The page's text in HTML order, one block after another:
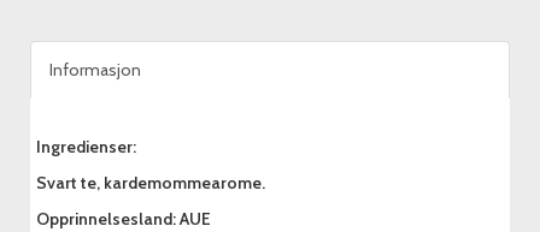
Informasjon
Ingredienser:
Svart te, kardemommearome.
Opprinnelsesland: AUE